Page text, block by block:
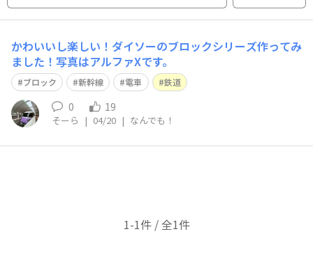
かわいいし楽しい！​ダイソーのブロックシリーズ作ってみ
ました！写真はアルファXです。
ブロック 新幹線 電車 鉄道
0 19
そーら | 04/20 | なんでも！
1-1件 / 全1件